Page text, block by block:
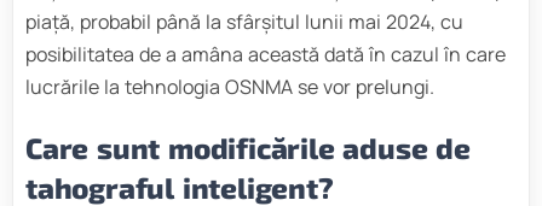
piață, probabil până la sfârșitul lunii mai 2024, cu
posibilitatea de a amâna această dată în cazul în care
lucrările la tehnologia OSNMA se vor prelungi.
Care sunt modificările aduse de
tahograful inteligent?